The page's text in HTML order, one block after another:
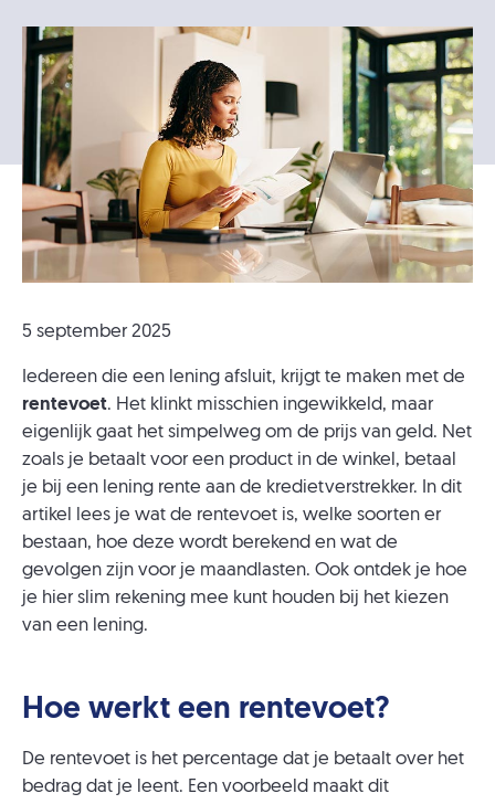
5 september 2025
Iedereen die een lening afsluit, krijgt te maken met de
rentevoet. Het klinkt misschien ingewikkeld, maar
eigenlijk gaat het simpelweg om de prijs van geld. Net
zoals je betaalt voor een product in de winkel, betaal
je bij een lening rente aan de kredietverstrekker. In dit
artikel lees je wat de rentevoet is, welke soorten er
bestaan, hoe deze wordt berekend en wat de
gevolgen zijn voor je maandlasten. Ook ontdek je hoe
je hier slim rekening mee kunt houden bij het kiezen
van een lening.
Hoe werkt een rentevoet?
De rentevoet is het percentage dat je betaalt over het
bedrag dat je leent. Een voorbeeld maakt dit